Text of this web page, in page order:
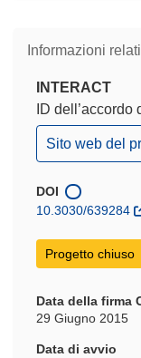
Informazioni
INTERACT
ID
(si
apre
una
nuova
Sito web del
DOI
10.3030/639284
Progetto chiuso
Data della firma
29 Giugno 2015
Data di avvio